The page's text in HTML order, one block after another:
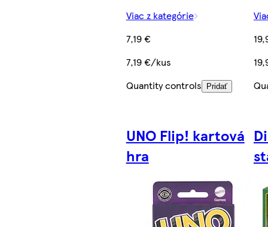
Viac z kategórie
7,19 €
7,19 €/kus
Quantity controls
Pridať
UNO Flip! kartová
hra